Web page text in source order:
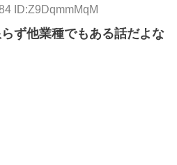
ID:Z9DqmmMqM
ず他業種でもある話だよな